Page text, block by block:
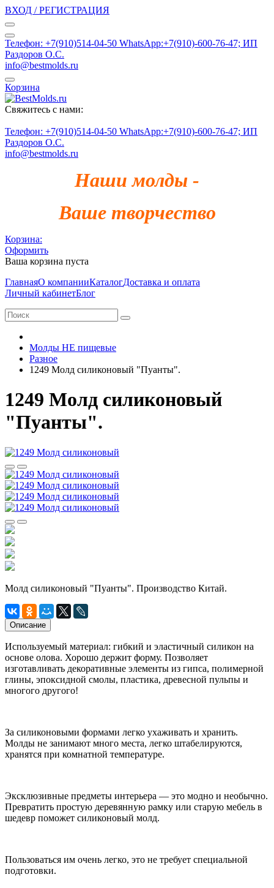
ВХОД / РЕГИСТРАЦИЯ
Телефон: +7(910)514-04-50 WhatsApp:+7(910)-600-76-47; ИП
Раздоров О.С.
info@bestmolds.ru
Корзина
Свяжитесь с нами:
Телефон: +7(910)514-04-50 WhatsApp:+7(910)-600-76-47; ИП
Раздоров О.С.
info@bestmolds.ru
Наши молды -
Ваше творчество
Корзина:
Оформить
Ваша корзина пуста
ГлавнаяО компанииКаталогДоставка и оплата
Личный кабинетБлог
Молды НЕ пищевые
Разное
1249 Молд силиконовый "Пуанты".
1249 Молд силиконовый
"Пуанты".
Молд силиконовый "Пуанты". Производство Китай.
Описание
Используемый материал: гибкий и эластичный силикон на
основе олова. Хорошо держит форму. Позволяет
изготавливать декоративные элементы из гипса, полимерной
глины, эпоксидной смолы, пластика, древесной пульпы и
многого другого!
За силиконовыми формами легко ухаживать и хранить.
Молды не занимают много места, легко штабелируются,
хранятся при комнатной температуре.
Эксклюзивные предметы интерьера — это модно и необычно.
Превратить простую деревянную рамку или старую мебель в
шедевр поможет силиконовый молд.
Пользоваться им очень легко, это не требует специальной
подготовки.